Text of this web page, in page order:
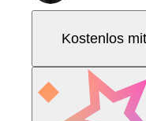
Kostenlos